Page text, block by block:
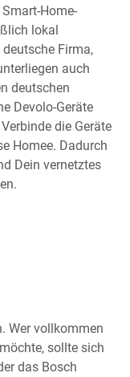
Home-
lokal
Firma,
auch
deutschen
Devolo-Geräte
die Geräte
Homee. Dadurch
Dein vernetztes
Wer vollkommen
sollte sich
das Bosch